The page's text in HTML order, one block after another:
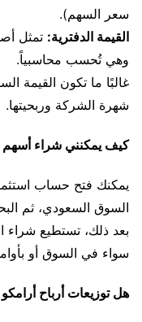
سعر السهم).
القيمة الدفترية: تمثل
وهي تُحسب محاسبياً.
غالبًا ما تكون القيمة
شهرة الشركة وربحيتها.
كيف يمكنني شراء
يمكنك فتح حساب
السوق السعودي، ثم
بعد ذلك، تستطيع شراء
سواء في السوق أو
هل توزيعات أرباح